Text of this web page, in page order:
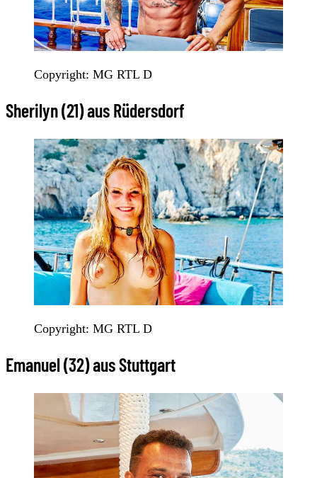
Copyright: MG RTL D
Sherilyn (21) aus Rüdersdorf
Copyright: MG RTL D
Emanuel (32) aus Stuttgart